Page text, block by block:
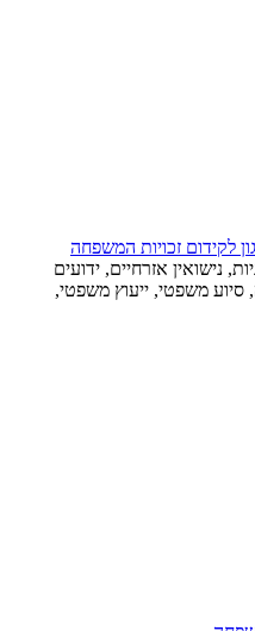
נישואין אזרחיים, ידועים
משפטי, ייעוץ משפטי,